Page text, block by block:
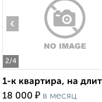
2/4
‹
1-к квартира, на
18 000 ₽ в месяц